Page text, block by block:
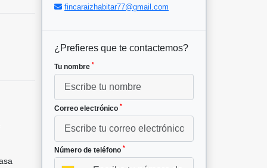
fincaraizhabitar77@gmail.com
¿Prefieres que te contactemos?
Tu nombre *
Correo electrónico *
Número de teléfono *